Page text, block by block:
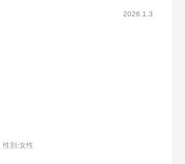
2026.1.3
性別:女性